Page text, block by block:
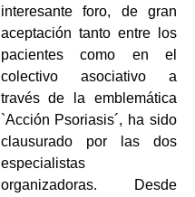
interesante foro, de gran
aceptación tanto entre los
pacientes como en el
colectivo asociativo a
través de la emblemática
`Acción Psoriasis´, ha sido
clausurado por las dos
especialistas
organizadoras. Desde